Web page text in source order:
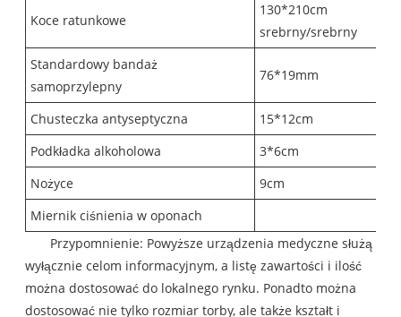
Koce ratunkowe
130*210cm
srebrny/srebrny
Standardowy bandaż
samoprzylepny
76*19mm
Chusteczka antyseptyczna
15*12cm
Podkładka alkoholowa
3*6cm
Nożyce
9cm
Miernik ciśnienia w oponach
Przypomnienie: Powyższe urządzenia medyczne służą
wyłącznie celom informacyjnym, a listę zawartości i ilość
można dostosować do lokalnego rynku. Ponadto można
dostosować nie tylko rozmiar torby, ale także kształt i